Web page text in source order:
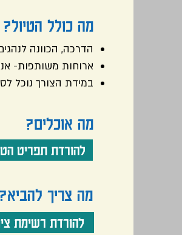
מה כולל הטיול?
הדרכה, הכוונה
ארוחות משותפות-
במידת הצורך נוכל
מה אוכלים?
להורדת תפריט
מה צריך להביא?
להורדת רשימת